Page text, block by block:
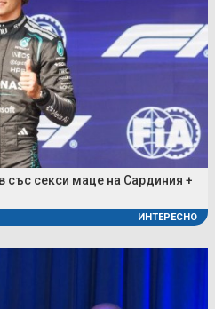
секси маце на Сардиния +
ИНТЕРЕСНО